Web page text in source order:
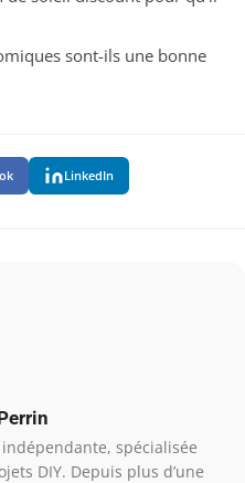
sont-ils une bonne
LinkedIn
spécialisée
DIY. Depuis plus d’une